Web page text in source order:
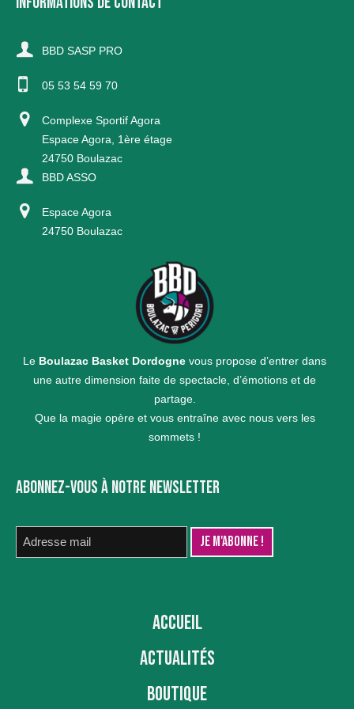
BBD SASP PRO
05 53 54 59 70
Complexe Sportif Agora
Espace Agora, 1ère étage
24750 Boulazac
BBD ASSO
Espace Agora
24750 Boulazac
Le Boulazac Basket Dordogne vous propose d’entrer dans
une autre dimension faite de spectacle, d’émotions et de
partage.
Que la magie opère et vous entraîne avec nous vers les
sommets !
ABONNEZ-VOUS À NOTRE NEWSLETTER
ACCUEIL
ACTUALITÉS
BOUTIQUE